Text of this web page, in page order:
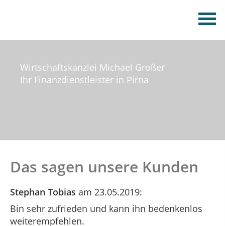
Wirtschaftskanzlei Michael Großer
Ihr Finanzdienstleister in Pirna
Das sagen unsere Kunden
Stephan Tobias am 23.05.2019:
Bin sehr zufrieden und kann ihn bedenkenlos
weiterempfehlen.